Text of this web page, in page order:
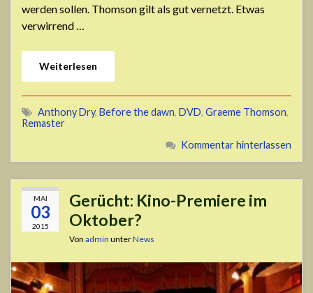
werden sollen. Thomson gilt als gut vernetzt. Etwas
verwirrend …
Weiterlesen
Anthony Dry, Before the dawn, DVD, Graeme Thomson,
Remaster
Kommentar hinterlassen
MAI
03
2015
Gerücht: Kino-Premiere im
Oktober?
Von admin unterNews